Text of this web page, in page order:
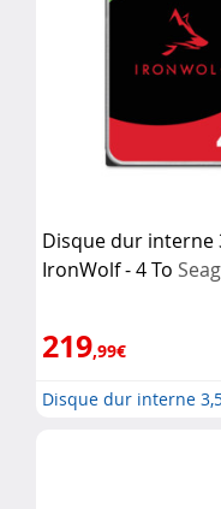
Disque dur interne
IronWolf - 4 To
219,99€
Disque dur interne